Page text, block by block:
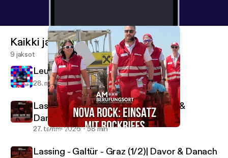
Ingeborg Jakubuff
Nova Rock: Einsatz mit Rockriffs
Kaikki jaksot
9 jaksot
Leute, wir müssen reden!
28. maalis 2026 1 min
Lassing - Galtür - Graz (2/2)| Davor &
Danach
27. tammi 2026 58 min
Lassing - Galtür - Graz (1/2)| Davor & Danach